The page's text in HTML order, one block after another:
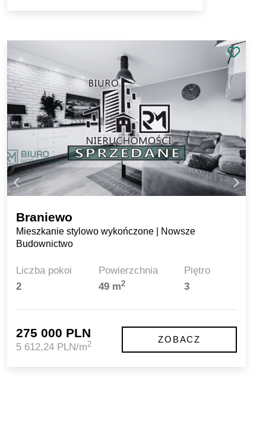
Braniewo
Mieszkanie stylowo wykończone | Nowsze
Budownictwo
Liczba pokoi
2
Powierzchnia
49 m2
Piętro
3
275 000 PLN
5 612,24 PLN/m2 ZOBACZ